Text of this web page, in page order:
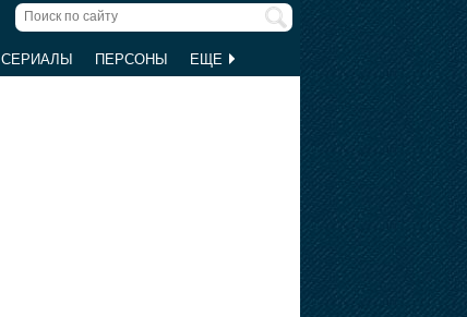
СЕРИАЛЫ ПЕРСОНЫ ЕЩЕ